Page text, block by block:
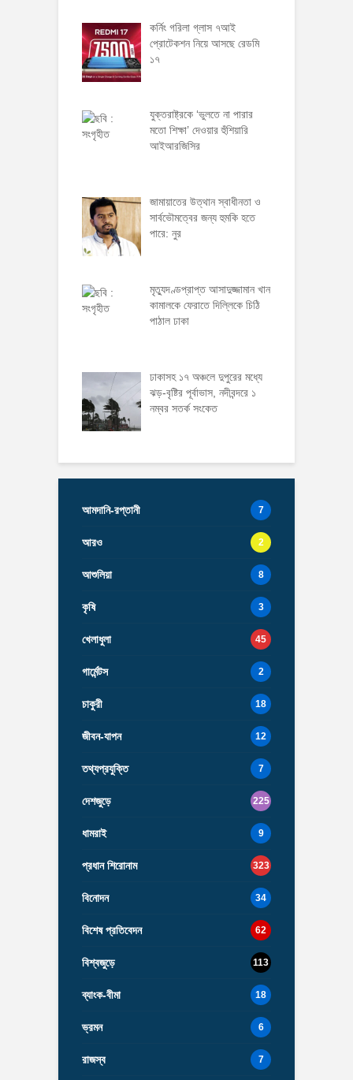
কর্নিং গরিলা গ্লাস ৭আই
প্রোটেকশন নিয়ে আসছে রেডমি
১৭
যুক্তরাষ্ট্রকে ‘ভুলতে না পারার
মতো শিক্ষা’ দেওয়ার হুঁশিয়ারি
আইআরজিসির
জামায়াতের উত্থান স্বাধীনতা ও
সার্বভৌমত্বের জন্য হুমকি হতে
পারে: নুর
মৃত্যুদণ্ডপ্রাপ্ত আসাদুজ্জামান খান
কামালকে ফেরাতে দিল্লিকে চিঠি
পাঠাল ঢাকা
ঢাকাসহ ১৭ অঞ্চলে দুপুরের মধ্যে
ঝড়-বৃষ্টির পূর্বাভাস, নদীবন্দরে ১
নম্বর সতর্ক সংকেত
আমদানি-রপ্তানী 7
আরও 2
আশুলিয়া 8
কৃষি 3
খেলাধুলা 45
গার্মেন্টস 2
চাকুরী 18
জীবন-যাপন 12
তথ্যপ্রযুক্তি 7
দেশজুড়ে 225
ধামরাই 9
প্রধান শিরোনাম 323
বিনোদন 34
বিশেষ প্রতিবেদন 62
বিশ্বজুড়ে 113
ব্যাংক-বীমা 18
ভ্রমন 6
রাজস্ব 7